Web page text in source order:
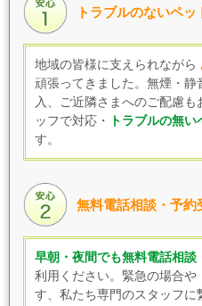
トラブルのないペッ
地域の皆様に支えられながら
頑張ってきました。無煙・
入、
ご近隣さまへのご配慮も
ッフで対応・
トラブルの無い
す。
無料電話相談・予約
早朝・夜間でも無料電話相談
利用ください。緊急の場合
す、私たち専門のスタッフに